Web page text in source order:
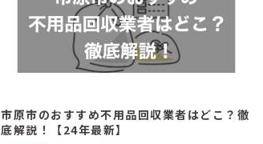
市原市のおすすめ不用品回収業者はどこ？徹
底解説！【24年最新】